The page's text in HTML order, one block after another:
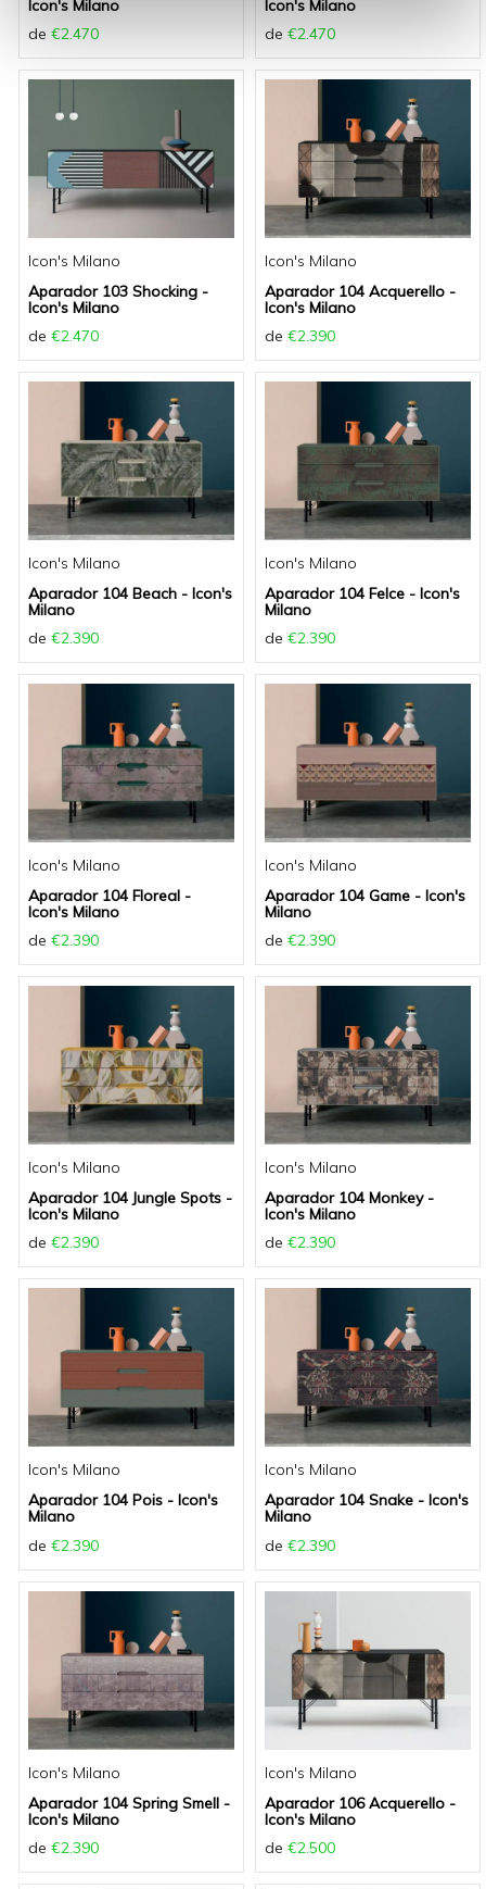
Icon's Milano
de €2.470
Icon's Milano
de €2.470
Icon's Milano
Aparador 103 Shocking -
Icon's Milano
de €2.470
Icon's Milano
Aparador 104 Acquerello -
Icon's Milano
de €2.390
Icon's Milano
Aparador 104 Beach - Icon's
Milano
de €2.390
Icon's Milano
Aparador 104 Felce - Icon's
Milano
de €2.390
Icon's Milano
Aparador 104 Floreal -
Icon's Milano
de €2.390
Icon's Milano
Aparador 104 Game - Icon's
Milano
de €2.390
Icon's Milano
Aparador 104 Jungle Spots -
Icon's Milano
de €2.390
Icon's Milano
Aparador 104 Monkey -
Icon's Milano
de €2.390
Icon's Milano
Aparador 104 Pois - Icon's
Milano
de €2.390
Icon's Milano
Aparador 104 Snake - Icon's
Milano
de €2.390
Icon's Milano
Aparador 104 Spring Smell -
Icon's Milano
de €2.390
Icon's Milano
Aparador 106 Acquerello -
Icon's Milano
de €2.500